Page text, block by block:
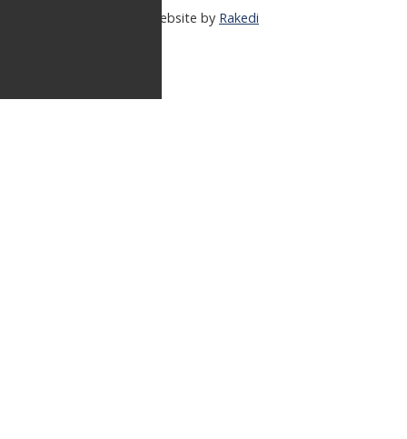
Website by Rakedi